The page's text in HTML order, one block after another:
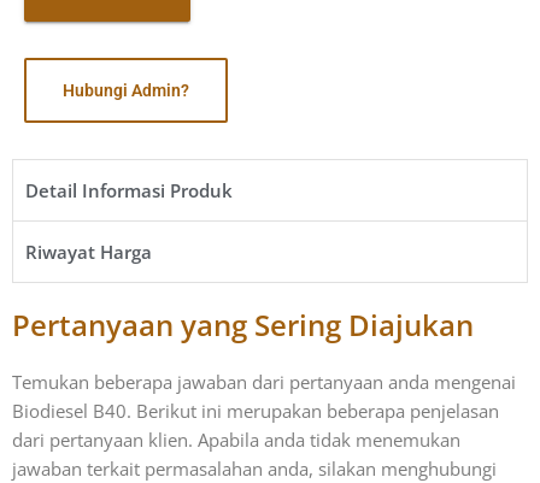
Hubungi Admin?
Detail Informasi Produk​
Riwayat Harga​
Pertanyaan yang Sering Diajukan
Temukan beberapa jawaban dari pertanyaan anda mengenai
Biodiesel B40. Berikut ini merupakan beberapa penjelasan
dari pertanyaan klien. Apabila anda tidak menemukan
jawaban terkait permasalahan anda, silakan menghubungi